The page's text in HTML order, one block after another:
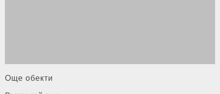
Още обекти